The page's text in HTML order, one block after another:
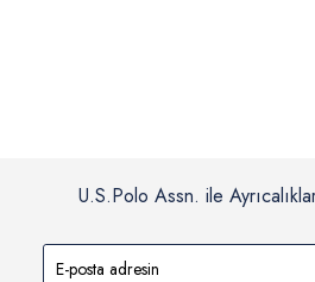
U.S.Polo Assn. ile